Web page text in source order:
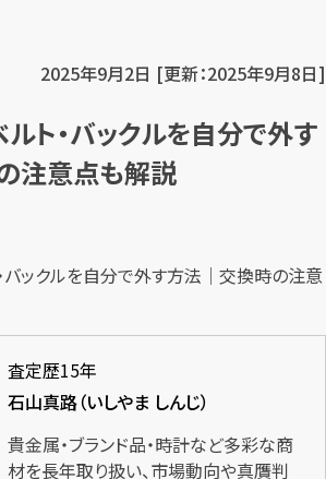
2025年9月2日 [更新：2025年9月8日]
ト・バックルを自分で外す
注意点も解説
査定歴15年
石山真路（いしやま しんじ）
貴金属・ブランド品・時計など多彩な商
材を長年取り扱い、市場動向や真贋判